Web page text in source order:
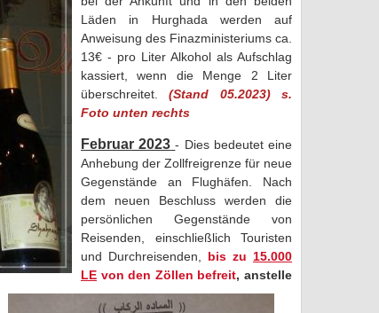
Läden in Hurghada werden auf
Anweisung des Finazministeriums ca.
13€ - pro Liter Alkohol als Aufschlag
kassiert, wenn die Menge 2 Liter
überschreitet.
(Stand 05.2023) s.
Foto unten rechts
Februar 2023 - Dies bedeutet eine
Anhebung der Zollfreigrenze für neue
Gegenstände an Flughäfen. Nach
dem neuen Beschluss werden die
persönlichen Gegenstände von
Reisenden, einschließlich Touristen
und Durchreisenden, bis zu 15.000
LE von den Zöllen befreit, anstelle